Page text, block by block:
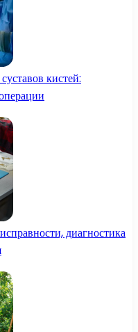
кистей:
диагностика